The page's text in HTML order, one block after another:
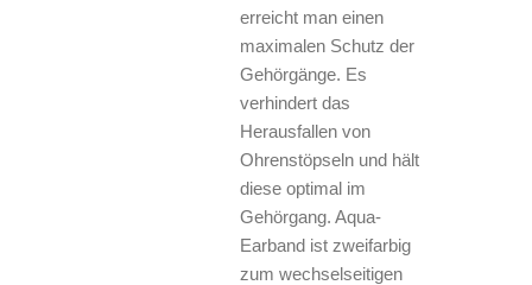
erreicht man einen
maximalen Schutz der
Gehörgänge. Es
verhindert das
Herausfallen von
Ohrenstöpseln und hält
diese optimal im
Gehörgang. Aqua-
Earband ist zweifarbig
zum wechselseitigen